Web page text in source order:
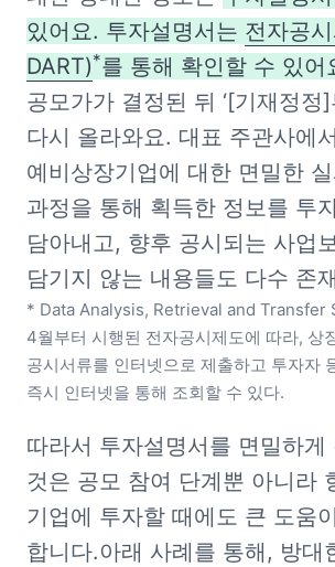
있어요. 투자설명서는 전자공
DART)*를 통해 확인할 수 있어
공모가가 결정된 뒤 ‘[기재정정]
다시 올라와요. 대표 주관사에서
예비상장기업에 대한 면밀한
과정을 통해 획득한 정보를 투
담아내고, 향후 공시되는 사업
* Data Analysis, Retrieval and Transfer
4월부터 시행된 전자공시제도에 따라, 상
공시서류를 인터넷으로 제출하고 투자자
즉시 인터넷을 통해 조회할 수 있다.
따라서 투자설명서를 면밀하게
것은 공모 참여 단계뿐 아니라
기업에 투자할 때에도 큰 도움
합니다.아래 사례를 통해, 방대